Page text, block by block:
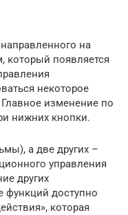
на
который появляется
некоторое
изменение по
нижних кнопки.
а две других –
управления
других
функций доступно
которая